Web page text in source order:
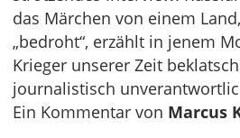
das Märchen von einem
„bedroht“, erzählt in jenem
Krieger unserer Zeit
journalistisch
Ein Kommentar von Marcus